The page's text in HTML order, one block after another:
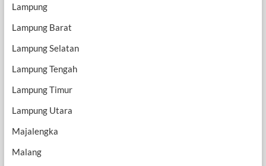
Lampung
Lampung Barat
Lampung Selatan
Lampung Tengah
Lampung Timur
Lampung Utara
Majalengka
Malang